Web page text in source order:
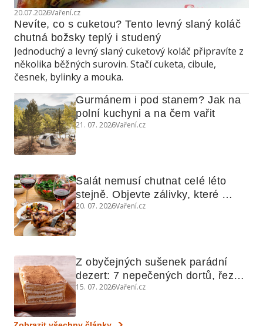
20.07.2026Vaření.cz
Nevíte, co s cuketou? Tento levný slaný koláč
chutná božsky teplý i studený
Jednoduchý a levný slaný cuketový koláč připravíte z
několika běžných surovin. Stačí cuketa, cibule,
česnek, bylinky a mouka.
Gurmánem i pod stanem? Jak na
polní kuchyni a na čem vařit
21. 07. 2026Vaření.cz
Salát nemusí chutnat celé léto
stejně. Objevte zálivky, které
využijete i na maso, nudle nebo
20. 07. 2026Vaření.cz
Z obyčejných sušenek parádní
dezert: 7 nepečených dortů, řezů
a koláčů
15. 07. 2026Vaření.cz